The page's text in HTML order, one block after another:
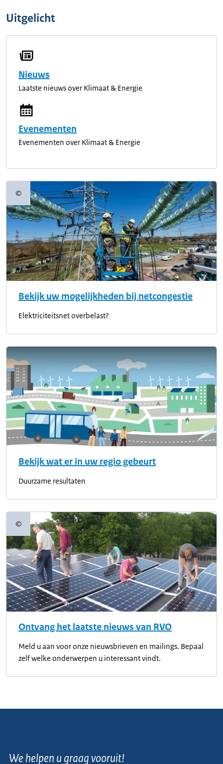
Uitgelicht
Nieuws
Laatste nieuws over Klimaat & Energie
Evenementen
Evenementen over Klimaat & Energie
©Copyrightinformatie
Bekijk uw mogelijkheden bij netcongestie
Elektriciteitsnet overbelast?
Bekijk wat er in uw regio gebeurt
Duurzame resultaten
©Copyrightinformatie
Ontvang het laatste nieuws van RVO
Meld u aan voor onze nieuwsbrieven en mailings. Bepaal
zelf welke onderwerpen u interessant vindt.
We helpen u graag vooruit!